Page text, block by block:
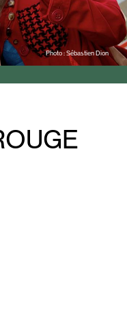
Photo : Sébastien Dion